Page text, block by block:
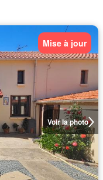
Voir la photo
Mise à jour